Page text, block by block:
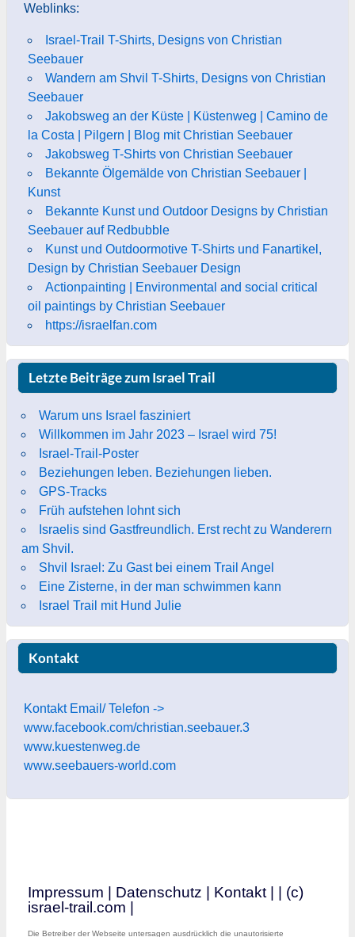
Weblinks:
Israel-Trail T-Shirts, Designs von Christian
Seebauer
Wandern am Shvil T-Shirts, Designs von Christian
Seebauer
Jakobsweg an der Küste | Küstenweg | Camino de
la Costa | Pilgern | Blog mit Christian Seebauer
Jakobsweg T-Shirts von Christian Seebauer
Bekannte Ölgemälde von Christian Seebauer |
Kunst
Bekannte Kunst und Outdoor Designs by Christian
Seebauer auf Redbubble
Kunst und Outdoormotive T-Shirts und Fanartikel,
Design by Christian Seebauer Design
Actionpainting | Environmental and social critical
oil paintings by Christian Seebauer
https://israelfan.com
Letzte Beiträge zum Israel Trail
Warum uns Israel fasziniert
Willkommen im Jahr 2023 – Israel wird 75!
Israel-Trail-Poster
Beziehungen leben. Beziehungen lieben.
GPS-Tracks
Früh aufstehen lohnt sich
Israelis sind Gastfreundlich. Erst recht zu Wanderern
am Shvil.
Shvil Israel: Zu Gast bei einem Trail Angel
Eine Zisterne, in der man schwimmen kann
Israel Trail mit Hund Julie
Kontakt
Kontakt Email/ Telefon ->
www.facebook.com/christian.seebauer.3
www.kuestenweg.de
www.seebauers-world.com
Impressum | Datenschutz | Kontakt| | (c)
israel-trail.com |
Die Betreiber der Webseite untersagen ausdrücklich die unautorisierte